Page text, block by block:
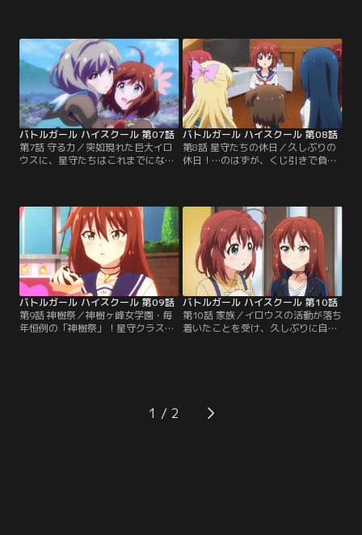
人はとても似ている」のだと語る。
いまでこそ強い絆で結ばれている
望・ゆり・くるみだったが、実は3
人にはある過去があった…。【提
供：バンダイチャンネル】
いたのだ。どうやら、以前に戦った
イロウスの精神攻撃が原因のようで
あった。蓮華は、くるみの姿を利用
して、ここぞとばかりに他の星守た
ちへの過剰なスキンシップを図ろう
とするが……。【提供：バンダイチ
ャンネル】
バトルガール ハイスクール 第07話
第7話 守る力／突如現れた巨大イロ
ウスに、星守たちはこれまでにない
の「星守」としての強い覚悟に触れ
たミサキは……。【提供：バンダイ
チャンネル】
バトルガール ハイスクール 第08話
第8話 星守たちの休日／久しぶりの
休日！…のはずが、くじ引きで負け
他にも誰かがいるかのような出来事
が次々と起こる。「もしかして幽霊
かもしれない」と恐る恐る調査に乗
り出した3人が目にしたものと
は……。【提供：バンダイチャンネ
ル】
バトルガール ハイスクール 第09話
第9話 神樹祭／神樹ヶ峰女学園・毎
年恒例の「神樹祭」！星守クラスの
【提供：バンダイチャンネル】
バトルガール ハイスクール 第10話
第10話 家族／イロウスの活動が落ち
着いたことを受け、久しぶりに自宅
る。そんな彼女の様子に、これまで
ずっとミサキのことを気にかけてい
1